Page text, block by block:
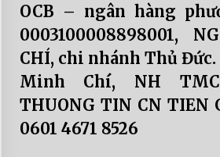
OCB – ngân hàng
0003100008898001,
CHÍ, chi nhánh Thủ Đức.
Minh Chí, NH
THUONG TIN CN TIEN
0601 4671 8526